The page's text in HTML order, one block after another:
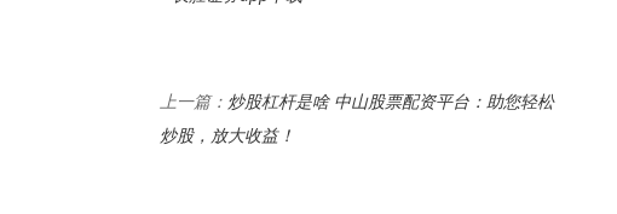
上一篇： 炒股杠杆是啥 中山股票配资平台：助您轻松
炒股，放大收益！